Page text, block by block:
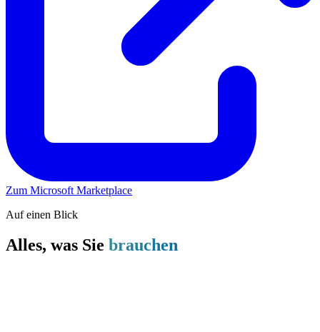
Zum Microsoft Marketplace
Auf einen Blick
Alles, was Sie brauchen